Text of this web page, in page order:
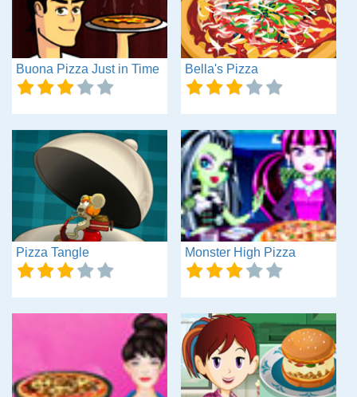
Buona Pizza Just in Time Bella's Pizza
Pizza Tangle Monster High Pizza